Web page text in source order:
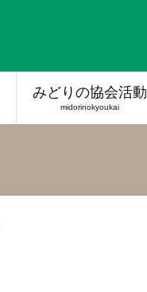
みどりの協会活動
midorinokyoukai